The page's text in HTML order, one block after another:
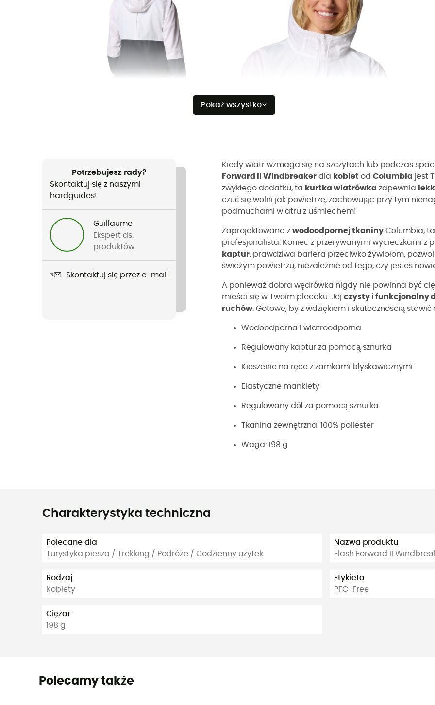
Pokaż wszystko
Potrzebujesz rady?
Skontaktuj się z naszymi
hardguides!
Guillaume
Ekspert ds.
produktów
Skontaktuj się przez e-mail
Kiedy wiatr wzmaga się na szczytach lub podczas
Forward II Windbreaker dla kobiet od Columbia jest
zwykłego dodatku, ta kurtka wiatrówka zapewnia
czuć się wolni jak powietrze, zachowując przy tym
podmuchami wiatru z uśmiechem!
Zaprojektowana z wodoodpornej tkaniny Columbia,
profesjonalista. Koniec z przerywanymi wycieczkami z
kaptur, prawdziwa bariera przeciwko żywiołom,
świeżym powietrzu, niezależnie od tego, czy jesteś
A ponieważ dobra wędrówka nigdy nie powinna być
mieści się w Twoim plecaku. Jej czysty i funkcjonalny
ruchów . Gotowe, by z wdziękiem i skutecznością
Wodoodporna i wiatroodporna
Regulowany kaptur za pomocą sznurka
Kieszenie na ręce z zamkami błyskawicznymi
Elastyczne mankiety
Regulowany dół za pomocą sznurka
Tkanina zewnętrzna: 100% poliester
Waga: 198 g
Charakterystyka techniczna
Polecane dla
Turystyka piesza / Trekking / Podróże / Codzienny użytek
Rodzaj
Kobiety
Ciężar
198 g
Nazwa produktu
Flash Forward II
Etykieta
PFC-Free
Polecamy także